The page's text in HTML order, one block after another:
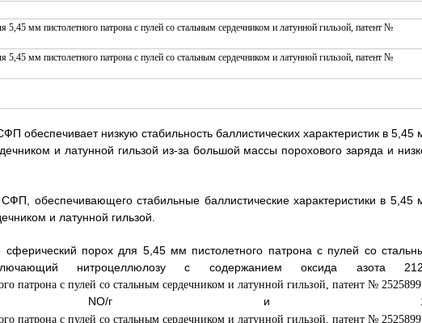
обеспечивает низкую стабильность баллистических характеристик в 5,45
и латунной гильзой из-за большой массы порохового заряда и
обеспечивающего стабильные баллистические характеристики в 5,45
и латунной гильзой.
сферический порох для 5,45 мм пистолетного патрона с пулей со
нитроцеллюлозу с содержанием оксида азота
NO/г и